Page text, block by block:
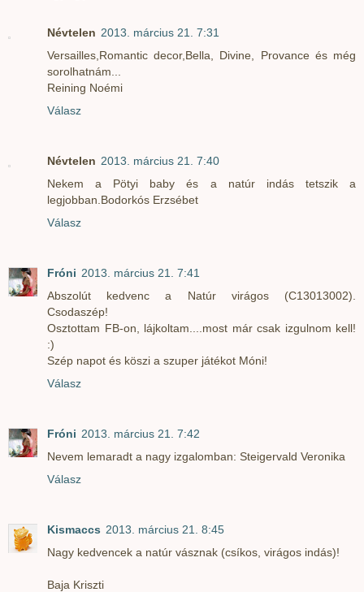
Névtelen 2013. március 21. 7:31
Versailles,Romantic decor,Bella, Divine, Provance és még
sorolhatnám...
Reining Noémi
Válasz
Névtelen 2013. március 21. 7:40
Nekem a Pötyi baby és a natúr indás tetszik a
legjobban.Bodorkós Erzsébet
Válasz
Fróni 2013. március 21. 7:41
Abszolút kedvenc a Natúr virágos (C13013002).
Csodaszép!
Osztottam FB-on, lájkoltam....most már csak izgulnom kell!
:)
Szép napot és köszi a szuper játékot Móni!
Válasz
Fróni 2013. március 21. 7:42
Nevem lemaradt a nagy izgalomban: Steigervald Veronika
Válasz
Kismaccs 2013. március 21. 8:45
Nagy kedvencek a natúr vásznak (csíkos, virágos indás)!
Baja Kriszti